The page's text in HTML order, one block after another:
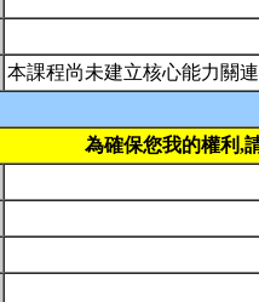
本課程尚未建立核心能力關連
為確保您我的權利,